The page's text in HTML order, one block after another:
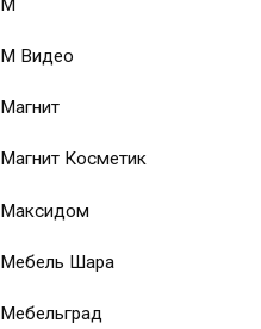
М
М Видео
Магнит
Магнит Косметик
Максидом
Мебель Шара
Мебельград